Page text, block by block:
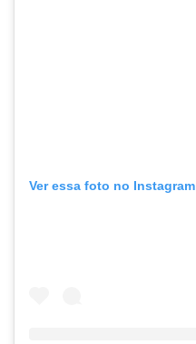
Ver essa foto no Instagram